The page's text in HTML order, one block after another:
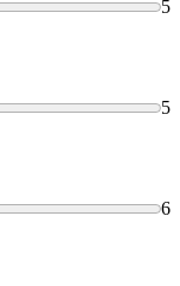
5
5
6